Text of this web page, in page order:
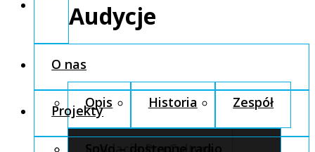
O nas
Opis Historia Zespół
Fundacja Pro Cultura
Projekty
SoVo – dostępne radio
Audycje